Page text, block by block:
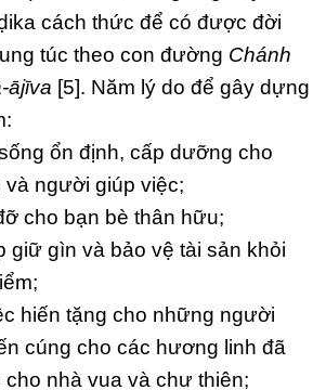
cách thức để có được đời
túc theo con đường Chánh
ājīva [5]. Năm lý do để gây dựng
ổn định, cấp dưỡng cho
người giúp việc;
cho bạn bè thân hữu;
giữ gìn và bảo vệ tài sản khỏi
hiến tặng cho những người
cúng cho các hương linh đã
cho nhà vua và chư thiên;